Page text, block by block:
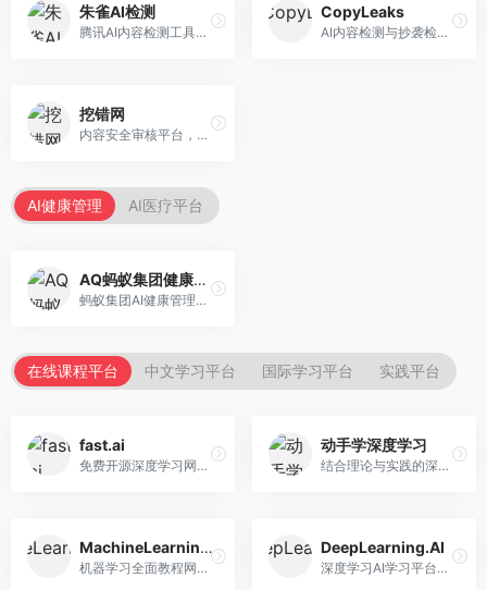
朱雀AI检测
腾讯AI内容检测工具，专注于中文内容识别。面向中文用户，提供AI内容检测、文本分析、报告生成等服务，中文检测专业。
CopyLeaks
AI内容检测与抄袭检测平台，专注于内容原创性验证。面向教育机构和出版商，提供AI检测、抄袭检测、多语言支持等服务，检测全面。
挖错网
内容安全审核平台，专注于违规内容检测。面向企业和平台，提供内容审核、敏感词检测、风险预警等服务，安全审核专业。
AI健康管理 AI医疗平台
AQ蚂蚁集团健康管家
蚂蚁集团AI健康管理服务，专注于个人健康监测。面向个人用户，提供健康评估、慢病管理、健康建议等服务，健康管理便捷。
在线课程平台 中文学习平台 国际学习平台 实践平台
fast.ai
免费开源深度学习网站，专注于实用AI教学。面向开发者，提供免费深度学习课程、实战项目、代码库等资源，学习门槛低。
动手学深度学习
结合理论与实践的深度学习教材，专注于代码驱动学习。面向学生和开发者，提供深度学习理论、代码实现、练习题等资源，学习体验好。
MachineLearningMastery
机器学习全面教程网站，专注于实用技能教学。面向开发者，提供机器学习算法、Python实现、项目实战等教程，实用性强。
DeepLearning.AI
深度学习AI学习平台，由吴恩达创立。面向AI学习者，提供深度学习专项课程、AI新闻、技术社区等资源，课程质量权威。